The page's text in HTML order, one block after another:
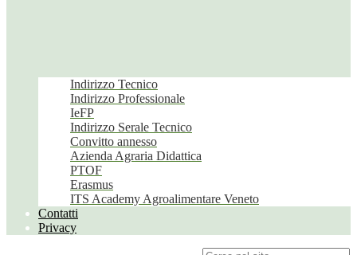
Indirizzo Tecnico
Indirizzo Professionale
IeFP
Indirizzo Serale Tecnico
Convitto annesso
Azienda Agraria Didattica
PTOF
Erasmus
ITS Academy Agroalimentare Veneto
Contatti
Privacy